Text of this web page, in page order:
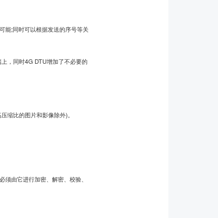
;同时可以根据发送的序号等关
，同时4G DTU增加了不必要的
比的图片和影像除外)。
由它进行加密、解密、校验、